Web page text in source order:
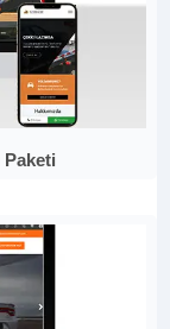
Paketi